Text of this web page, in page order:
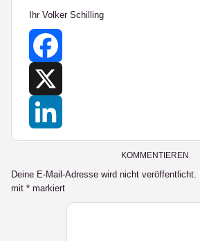
Ihr Volker Schilling
Facebook
KOMMENTIEREN
Deine E-Mail-Adresse wird nicht veröffentlicht.
mit * markiert